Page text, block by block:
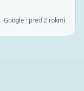
Google · pred 2 rokmi